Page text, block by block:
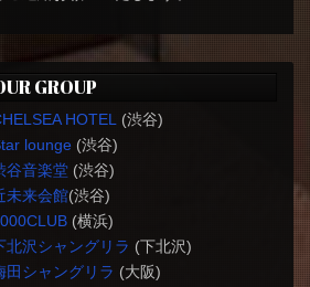
GROUP
HOTEL
(渋谷)
lounge(渋谷)
谷音楽堂(渋谷)
未来会館(渋谷)
(横浜)
北沢シャングリラ (下北沢)
田シャングリラ (大阪)